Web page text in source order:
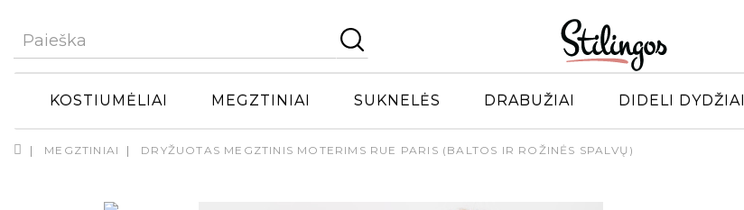
KOSTIUMĖLIAI MEGZTINIAI SUKNELĖS DRABUŽIAI DIDELI DYDŽIAI
MEGZTINIAI DRYŽUOTAS MEGZTINIS MOTERIMS RUE PARIS (BALTOS IR ROŽINĖS SPALVŲ)